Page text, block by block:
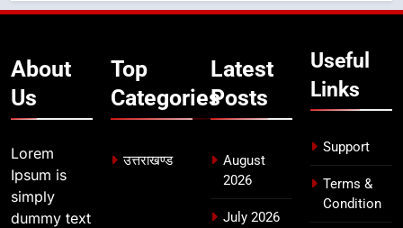
दिल्ली-देहरादून आर्थिक कॉरिडोर से जुड़ी
का डीएम ने किया निरीक्षण; समयबद्ध एवं
गुणवत्तापूर्ण निर्माण सुनिश्चित करने के
निर्देश, सुरक्षा मानकों से कोई समझौता
About
Us
Lorem
Ipsum is
simply
dummy text
Top
Categories
उत्तराखण्ड
Latest
Posts
August
2026
July 2026
Useful
Links
Support
Terms &
Condition